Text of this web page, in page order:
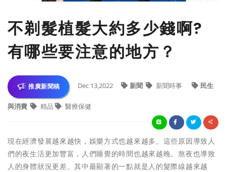
不剃髮植髮大約多少錢啊?
有哪些要注意的地方？
推廣新聞稿 Dec 13,2022 新聞 新聞時事 民生
與消費 精品 醫療保健
現在經濟發展越來越快，娛樂方式也越來越多。這些原因導致人
們的夜生活更加豐富，人們睡覺的時間也越來越晚。熬夜也導致
人的身體狀況更差。其中最顯著的一點就是人的髮際線越來越